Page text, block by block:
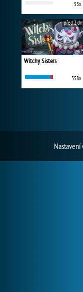
53x
Witchy Sisters
358x
před 2
Nastavení